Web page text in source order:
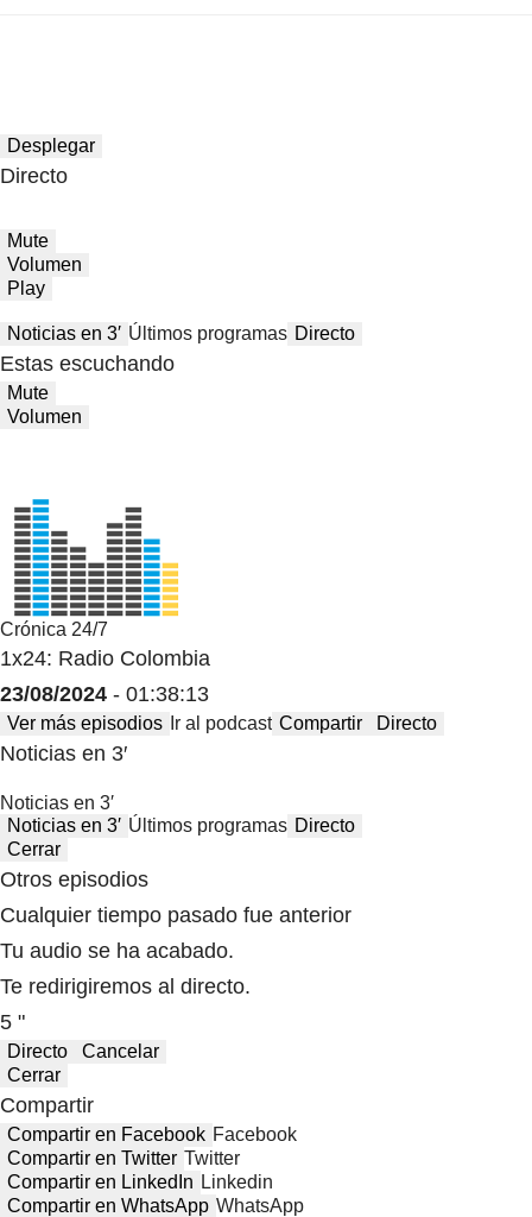
Desplegar
Directo
Mute
Volumen
Play
Noticias en 3′ Últimos programas Directo
Estas escuchando
Mute
Volumen
Crónica 24/7
1x24: Radio Colombia
23/08/2024 - 01:38:13
Ver más episodios Ir al podcast Compartir Directo
Noticias en 3′
Noticias en 3′
Noticias en 3′ Últimos programas Directo
Cerrar
Otros episodios
Cualquier tiempo pasado fue anterior
Tu audio se ha acabado.
Te redirigiremos al directo.
5 "
Directo
Cancelar
Cerrar
Compartir
Compartir en Facebook Facebook
Compartir en Twitter Twitter
Compartir en LinkedIn Linkedin
Compartir en WhatsApp WhatsApp